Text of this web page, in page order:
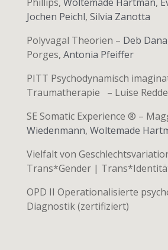
Jochen Peichl, Silvia Zanotta
Polyvagal Theorien – Deb Dana
Porges, Antonia Pfeiffer
PITT Psychodynamisch
Traumatherapie – Luise
SE Somatic Experience ® –
Wiedenmann, Woltemade
Vielfalt von
Trans*Gender |
OPD II Operationalisierte
Diagnostik (zertifiziert)